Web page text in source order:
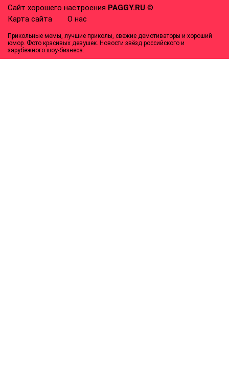
Сайт хорошего настроения PAGGY.RU ©
Карта сайта
О нас
Прикольные мемы, лучшие приколы, свежие демотиваторы и хороший
юмор. Фото красивых девушек. Новости звёзд российского и
зарубежного шоу-бизнеса.